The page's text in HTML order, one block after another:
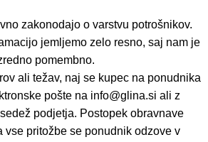
zakonodajo o varstvu potrošnikov.
jemljemo zelo resno, saj nam je
pomembno.
ali težav, naj se kupec na ponudnika
pošte na info@glina.si ali z
podjetja. Postopek obravnave
vse pritožbe se ponudnik odzove v